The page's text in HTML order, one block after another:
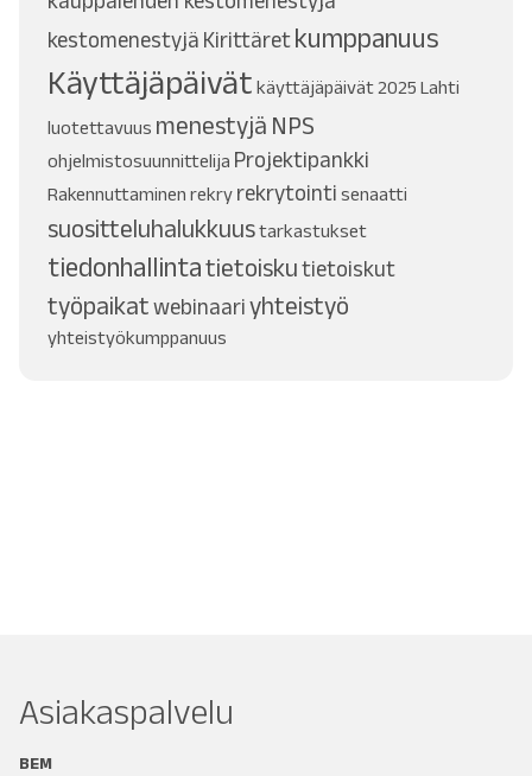
kestomenestyjä Kirittäretkumppanuus
Käyttäjäpäivät käyttäjäpäivät 2025 Lahti
luotettavuus menestyjä NPS
ohjelmistosuunnittelija Projektipankki
Rakennuttaminen rekry rekrytointi senaatti
suositteluhalukkuustarkastukset
tiedonhallintatietoiskutietoiskut
työpaikatwebinaariyhteistyö
yhteistyökumppanuus
Asiakaspalvelu
BEM